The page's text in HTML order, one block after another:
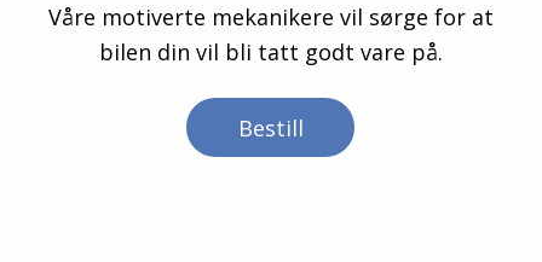
Våre motiverte mekanikere vil sørge for at
bilen din vil bli tatt godt vare på.
Bestill